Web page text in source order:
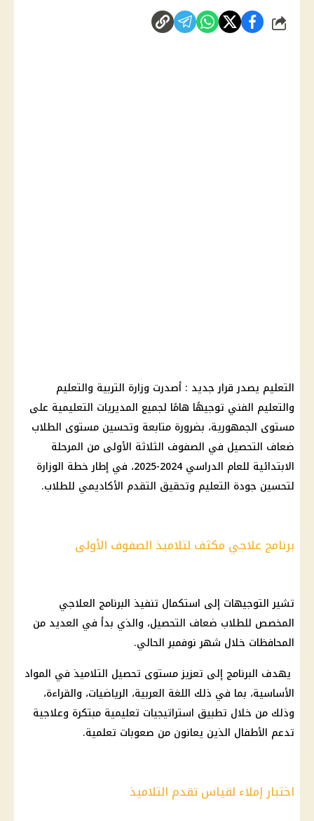
شارك
التعليم يصدر قرار جديد : أصدرت وزارة التربية والتعليم
والتعليم الفني توجيهًا هامًا لجميع المديريات التعليمية على
مستوى الجمهورية، بضرورة متابعة وتحسين مستوى الطلاب
ضعاف التحصيل في الصفوف الثلاثة الأولى من المرحلة
الابتدائية للعام الدراسي 2024-2025، في إطار خطة الوزارة
لتحسين جودة التعليم وتحقيق التقدم الأكاديمي للطلاب.
برنامج علاجي مكثف لتلاميذ الصفوف الأولى
تشير التوجيهات إلى استكمال تنفيذ البرنامج العلاجي
المخصص للطلاب ضعاف التحصيل، والذي بدأ في العديد من
المحافظات خلال شهر نوفمبر الحالي.
يهدف البرنامج إلى تعزيز مستوى تحصيل التلاميذ في المواد
الأساسية، بما في ذلك اللغة العربية، الرياضيات، والقراءة،
وذلك من خلال تطبيق استراتيجيات تعليمية مبتكرة وعلاجية
تدعم الأطفال الذين يعانون من صعوبات تعلمية.
اختبار إملاء لقياس تقدم التلاميذ